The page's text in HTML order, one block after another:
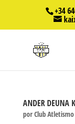
+34
ANDER DEUNA
porClub